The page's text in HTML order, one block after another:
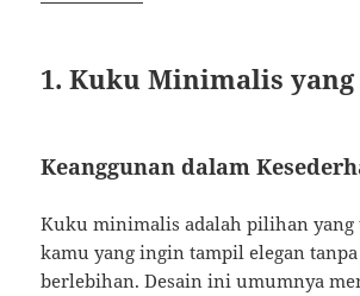
1. Kuku Minimalis yang
Keanggunan dalam
Kuku minimalis adalah pilihan yang
kamu yang ingin tampil elegan
berlebihan. Desain ini umumnya